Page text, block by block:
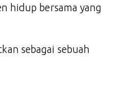
hidup bersama yang
sebagai sebuah